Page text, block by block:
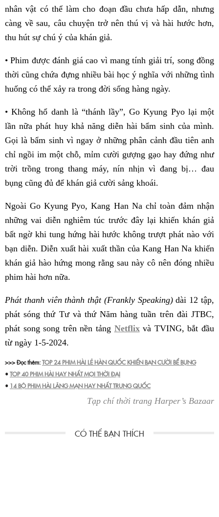
nhân vật có thể làm cho đoạn đầu chưa hấp dẫn, nhưng
càng về sau, câu chuyện trở nên thú vị và hài hước hơn,
thu hút sự chú ý của khán giả.
• Phim được đánh giá cao vì mang tính giải trí, song đồng
thời cũng chứa đựng nhiều bài học ý nghĩa với những tình
huống có thể xảy ra trong đời sống hàng ngày.
• Không hổ danh là “thánh lầy”, Go Kyung Pyo lại một
lần nữa phát huy khả năng diễn hài bẩm sinh của mình.
Gọi là bẩm sinh vì ngay ở những phân cảnh đầu tiên anh
chỉ ngồi im một chỗ, mỉm cười gượng gạo hay đứng như
trời trồng trong thang máy, nín nhịn vì đang bị… đau
bụng cũng đủ để khán giả cười sảng khoái.
Ngoài Go Kyung Pyo, Kang Han Na chỉ toàn đảm nhận
những vai diễn nghiêm túc trước đây lại khiến khán giả
bất ngờ khi tung hứng hài hước không trượt phát nào với
bạn diễn. Diễn xuất hài xuất thần của Kang Han Na khiến
khán giả hào hứng mong rằng sau này cô nên đóng nhiều
phim hài hơn nữa.
Phát thanh viên thành thật (Frankly Speaking)dài 12 tập,
phát sóng thứ Tư và thứ Năm hàng tuần trên đài JTBC,
phát song song trên nền tảng Netflixvà TVING, bắt đầu
từ ngày 1-5-2024.
>>> Đọc thêm:TOP 24 PHIM HÀI LẺ HÀN QUỐC KHIẾN BẠN CƯỜI BỂ BỤNG
•TOP 40 PHIM HÀI HAY NHẤT MỌI THỜI ĐẠI
• 14 BỘ PHIM HÀI LÃNG MẠN HAY NHẤT TRUNG QUỐC
Tạp chí thời trang Harper’s Bazaar